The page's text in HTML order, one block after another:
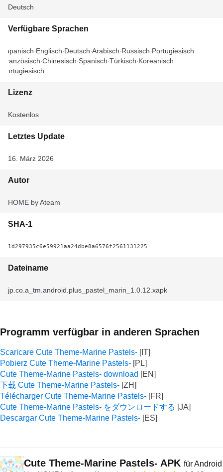
Deutsch
Verfügbare Sprachen
Japanisch Englisch Deutsch Arabisch Russisch Portugiesisch
Französisch Chinesisch Spanisch Türkisch Koreanisch
Portugiesisch
Lizenz
Kostenlos
Letztes Update
16. März 2026
Autor
HOME by Ateam
SHA-1
1d297935c6e59921aa24dbe8a6576f2561131225
Dateiname
jp.co.a_tm.android.plus_pastel_marin_1.0.12.xapk
Programm verfügbar in anderen Sprachen
Scaricare Cute Theme-Marine Pastels-
Pobierz Cute Theme-Marine Pastels-
Cute Theme-Marine Pastels- download
下载 Cute Theme-Marine Pastels-
Télécharger Cute Theme-Marine Pastels-
Cute Theme-Marine Pastels- をダウンロードする
Descargar Cute Theme-Marine Pastels-
Cute Theme-Marine Pastels- APK für Android